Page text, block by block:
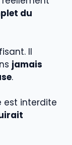
du
Il
jamais
.
est interdite